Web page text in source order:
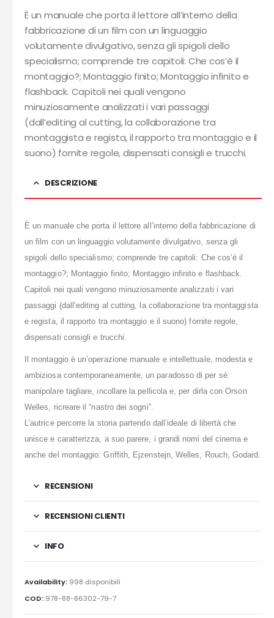
È un manuale che porta il lettore all’interno della
fabbricazione di un film con un linguaggio
volutamente divulgativo, senza gli spigoli dello
specialismo; comprende tre capitoli: Che cos’è il
montaggio?; Montaggio finito; Montaggio infinito e
flashback. Capitoli nei quali vengono
minuziosamente analizzati i vari passaggi
(dall’editing al cutting, la collaborazione tra
montaggista e regista, il rapporto tra montaggio e il
suono) fornite regole, dispensati consigli e trucchi.
DESCRIZIONE
È un manuale che porta il lettore all’interno della fabbricazione di
un film con un linguaggio volutamente divulgativo, senza gli
spigoli dello specialismo; comprende tre capitoli: Che cos’è il
montaggio?; Montaggio finito; Montaggio infinito e flashback.
Capitoli nei quali vengono minuziosamente analizzati i vari
passaggi (dall’editing al cutting, la collaborazione tra montaggista
e regista, il rapporto tra montaggio e il suono) fornite regole,
dispensati consigli e trucchi.
Il montaggio è un’operazione manuale e intellettuale, modesta e
ambiziosa contemporaneamente, un paradosso di per sé:
manipolare tagliare, incollare la pellicola e, per dirla con Orson
Welles, ricreare il “nastro dei sogni”.
L’autrice percorre la storia partendo dall’ideale di libertà che
unisce e caratterizza, a suo parere, i grandi nomi del cinema e
anche del montaggio: Griffith, Ejzenstejn, Welles, Rouch, Godard.
RECENSIONI
RECENSIONI CLIENTI
INFO
Availability: 998 disponibili
COD: 978-88-86302-79-7